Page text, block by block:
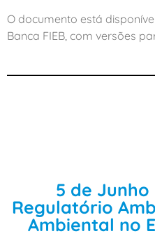
O documento está
Banca FIEB, com versões
5 de
Regulatório
Ambiental no